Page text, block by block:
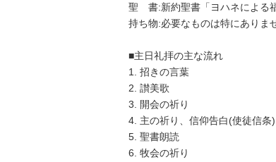
聖 書:新約聖書「ヨハネによる
持ち物:必要なものは特にありま
■主日礼拝の主な流れ
1. 招きの言葉
2. 讃美歌
3. 開会の祈り
4. 主の祈り、信仰告白(使徒信条)
5. 聖書朗読
6. 牧会の祈り